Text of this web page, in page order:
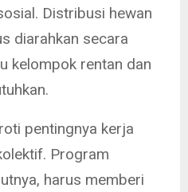
Distribusi hewan
diarahkan secara
kelompok rentan dan
pentingnya kerja
Program
harus memberi